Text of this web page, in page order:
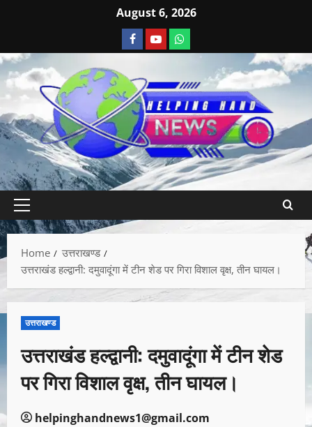
August 6, 2026
Home
उत्तराखण्ड
उत्तराखंड हल्द्वानी: दमुवादूंगा में टीन शेड पर गिरा विशाल वृक्ष, तीन घायल।
उत्तराखण्ड
उत्तराखंड हल्द्वानी: दमुवादूंगा में टीन शेड
पर गिरा विशाल वृक्ष, तीन घायल।
helpinghandnews1@gmail.com